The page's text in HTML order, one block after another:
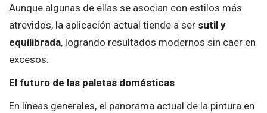
Aunque algunas de ellas se asocian con estilos más
atrevidos, la aplicación actual tiende a ser sutil y
equilibrada, logrando resultados modernos sin caer en
excesos.
El futuro de las paletas domésticas
En líneas generales, el panorama actual de la pintura en